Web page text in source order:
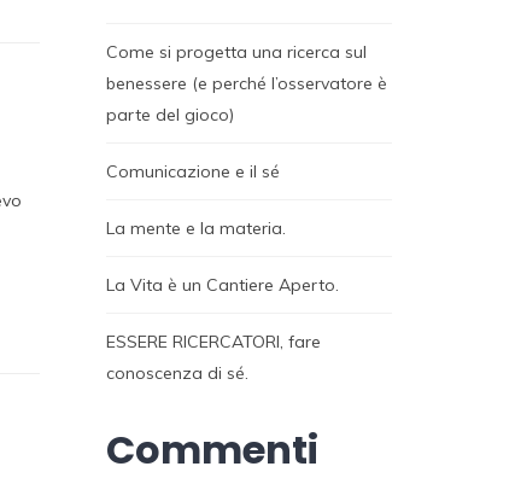
Come si progetta una ricerca sul
benessere (e perché l’osservatore è
parte del gioco)
Comunicazione e il sé
La mente e la materia.
La Vita è un Cantiere Aperto.
ESSERE RICERCATORI, fare
conoscenza di sé.
Commenti